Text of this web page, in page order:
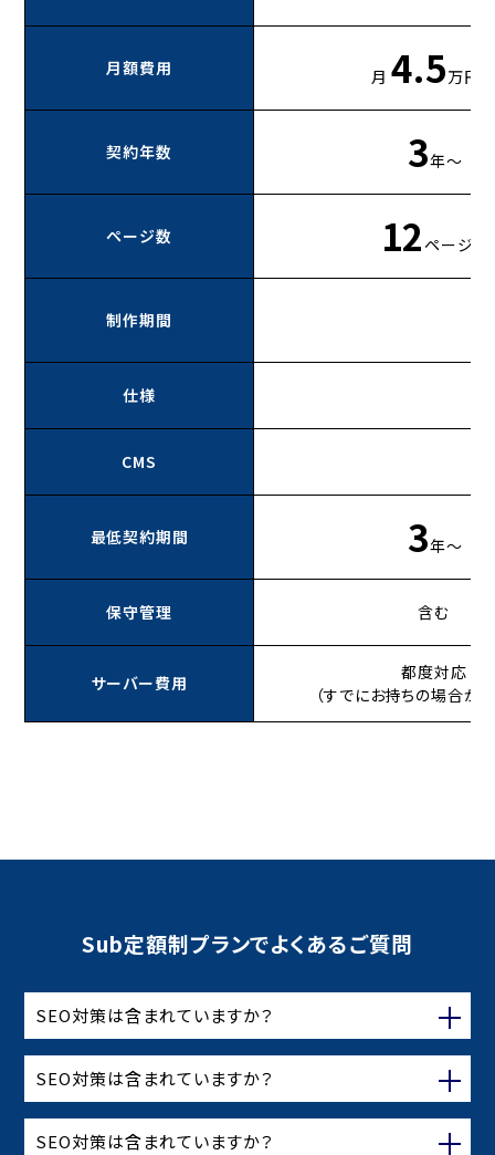
月額費用 月 4.5万円
契約年数 3年〜
ページ数 12 ページ〜
制作期間
仕様
CMS
最低契約期間 3年〜
保守管理 含む
サーバー費用
都度対応
（すでにお持ちの場合が
Sub定額制プランでよくあるご質問
SEO対策は含まれていますか？
SEO対策は含まれていますか？
SEO対策は含まれていますか？